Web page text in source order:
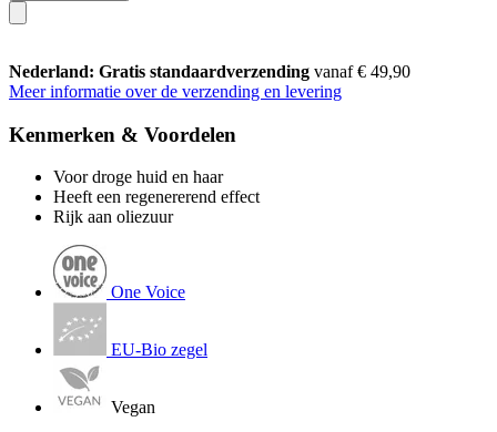
Nederland: Gratis standaardverzending vanaf € 49,90
Meer informatie over de verzending en levering
Kenmerken & Voordelen
Voor droge huid en haar
Heeft een regenererend effect
Rijk aan oliezuur
One Voice
EU-Bio zegel
Vegan